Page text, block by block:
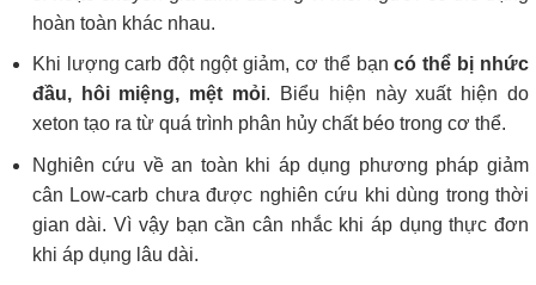
hoàn toàn khác nhau.
Khi lượng carb đột ngột giảm, cơ thể bạncó thể bị nhức
đầu, hôi miệng, mệt mỏi. Biểu hiện này xuất hiện do
xeton tạo ra từ quá trình phân hủy chất béo trong cơ thể.
Nghiên cứu về an toàn khi áp dụng phương pháp giảm
cân Low-carb chưa được nghiên cứu khi dùng trong thời
gian dài. Vì vậy bạn cần cân nhắc khi áp dụng thực đơn
khi áp dụng lâu dài.